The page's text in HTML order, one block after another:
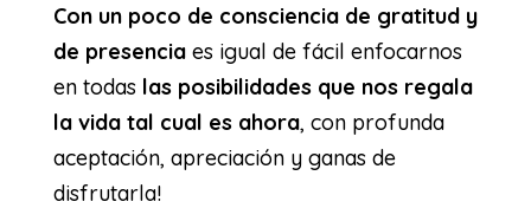
Con un poco de consciencia de gratitud y
de presenciaes igual de fácil enfocarnos
en todas las posibilidades que nos regala
la vida tal cual es ahora, con profunda
aceptación, apreciación y ganas de
disfrutarla!